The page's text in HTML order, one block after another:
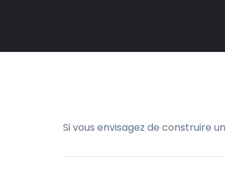
Si vous envisagez de construire